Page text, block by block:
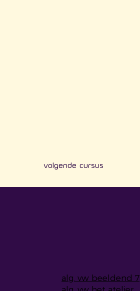
volgende cursus
alg. vw beeldend 7
alg. vw het atelier